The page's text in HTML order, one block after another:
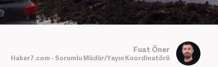
Fuat Öner
Haber7.com - Sorumlu Müdür/Yayın Koordinatörü